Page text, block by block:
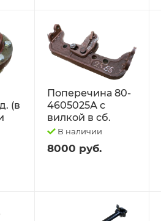
(в
Поперечина 80-
4605025А с
вилкой в сб.
В наличии
8000 руб.